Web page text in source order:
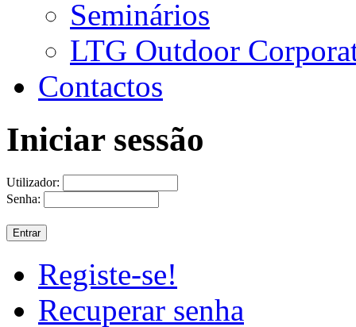
Seminários
LTG Outdoor
Contactos
Iniciar sessão
Utilizador:
Senha:
Registe-se!
Recuperar senha